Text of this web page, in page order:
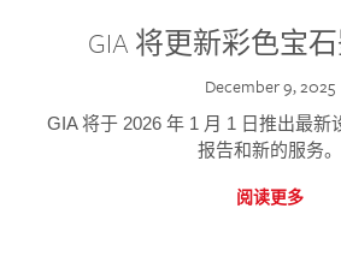
GIA 将更新彩色宝
December 9, 2025
GIA 将于 2026 年 1 月 1 日推出最新
报告和新的服务。
阅读更多